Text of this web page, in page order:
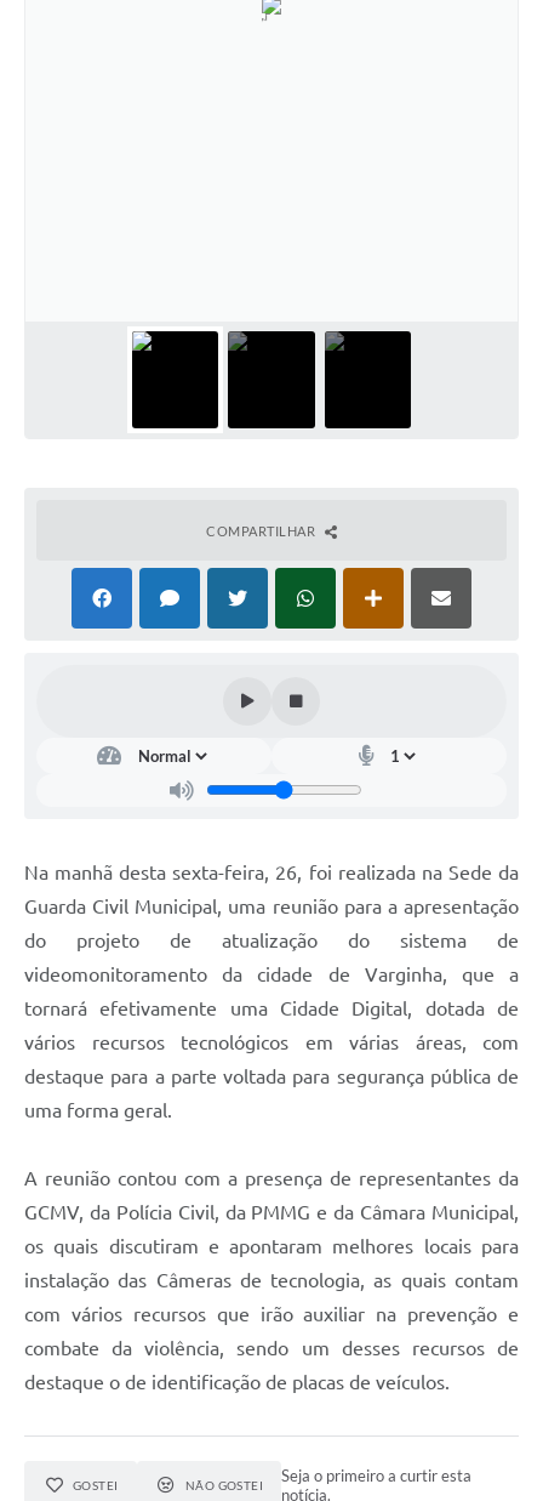
COMPARTILHAR
Na manhã desta sexta-feira, 26, foi realizada na Sede da
Guarda Civil Municipal, uma reunião para a apresentação
do projeto de atualização do sistema de
videomonitoramento da cidade de Varginha, que a
tornará efetivamente uma Cidade Digital, dotada de
vários recursos tecnológicos em várias áreas, com
destaque para a parte voltada para segurança pública de
uma forma geral.
A reunião contou com a presença de representantes da
GCMV, da Polícia Civil, da PMMG e da Câmara Municipal,
os quais discutiram e apontaram melhores locais para
instalação das Câmeras de tecnologia, as quais contam
com vários recursos que irão auxiliar na prevenção e
combate da violência, sendo um desses recursos de
destaque o de identificação de placas de veículos.
GOSTEI NÃO GOSTEI
Seja o primeiro a curtir esta
notícia.